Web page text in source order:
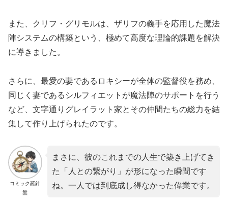
また、クリフ・グリモルは、ザリフの義手を応用した魔法
陣システムの構築という、極めて高度な理論的課題を解決
に導きました。
さらに、最愛の妻であるロキシーが全体の監督役を務め、
同じく妻であるシルフィエットが魔法陣のサポートを行う
など、文字通りグレイラット家とその仲間たちの総力を結
集して作り上げられたのです。
コミック羅針
盤
まさに、彼のこれまでの人生で築き上げてき
た「人との繋がり」が形になった瞬間です
ね。一人では到底成し得なかった偉業です。